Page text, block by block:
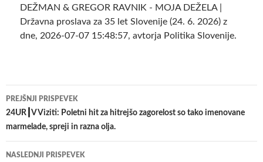
DEŽMAN & GREGOR RAVNIK - MOJA DEŽELA |
Državna proslava za 35 let Slovenije (24. 6. 2026) z
dne, 2026-07-07 15:48:57, avtorja Politika Slovenije.
Krmarjenje
po
prispevkih
PREJŠNJI PRISPEVEK
24UR┃V Viziti: Poletni hit za hitrejšo zagorelost so tako imenovane
marmelade, spreji in razna olja.
NASLEDNJI PRISPEVEK